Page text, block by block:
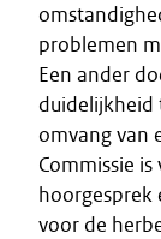
problemen
Een ander
duidelijkheid
omvang van
Commissie
hoorgesprek
voor de